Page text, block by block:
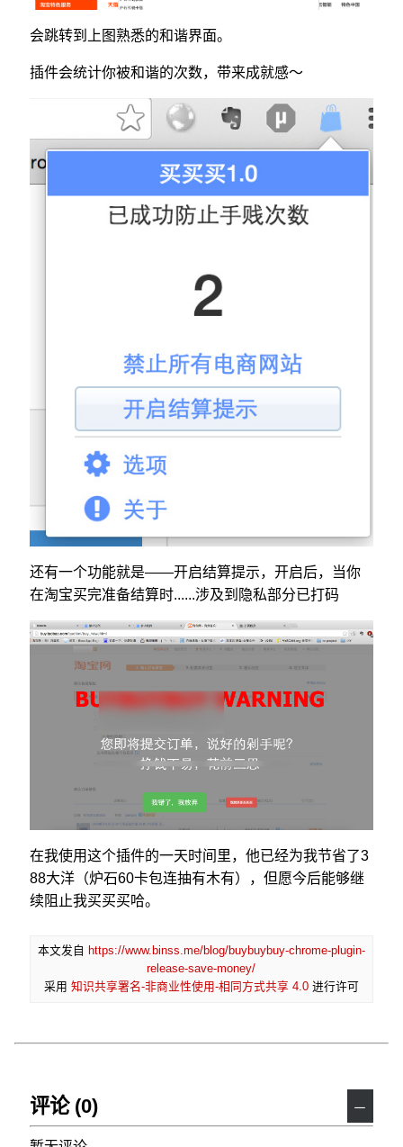
会跳转到上图熟悉的和谐界面。
插件会统计你被和谐的次数，带来成就感～
还有一个功能就是——开启结算提示，开启后，当你
在淘宝买完准备结算时......涉及到隐私部分已打码
在我使用这个插件的一天时间里，他已经为我节省了3
88大洋（炉石60卡包连抽有木有），但愿今后能够继
续阻止我买买买哈。
本文发自 https://www.binss.me/blog/buybuybuy-chrome-plugin-
release-save-money/
采用 知识共享署名-非商业性使用-相同方式共享 4.0进行许可
评论 (0) －